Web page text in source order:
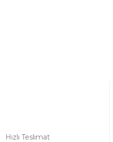
Hızlı Teslimat